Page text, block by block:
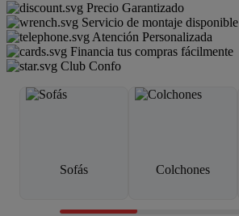
Precio Garantizado
Servicio de montaje disponible
Atención Personalizada
Financia tus compras fácilmente
Club Confo
Sofás Colchones